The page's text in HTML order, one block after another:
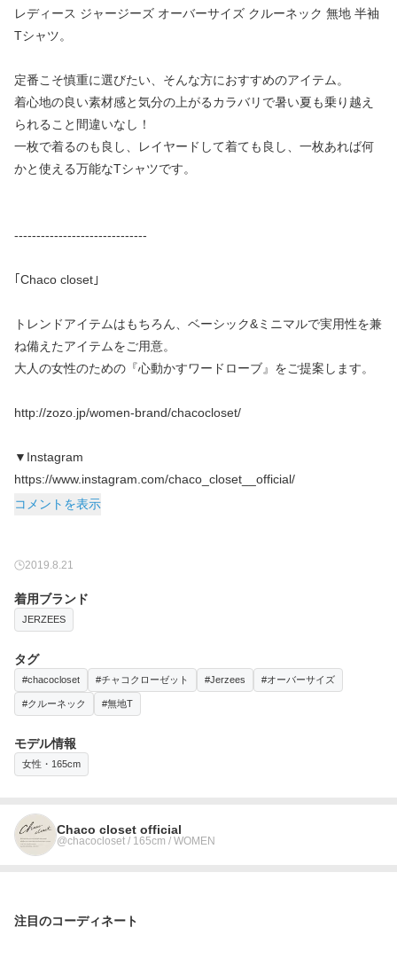
レディース ジャージーズ オーバーサイズ クルーネック 無地 半袖
Tシャツ。
定番こそ慎重に選びたい、そんな方におすすめのアイテム。
着心地の良い素材感と気分の上がるカラバリで暑い夏も乗り越え
られること間違いなし！
一枚で着るのも良し、レイヤードして着ても良し、一枚あれば何
かと使える万能なTシャツです。
------------------------------
｢Chaco closet｣
トレンドアイテムはもちろん、ベーシック&ミニマルで実用性を兼
ね備えたアイテムをご用意。
大人の女性のための『心動かすワードローブ』をご提案します。
http://zozo.jp/women-brand/chacocloset/
▼Instagram
コメントを表示
2019.8.21
着用ブランド
JERZEES
タグ
#chacocloset #チャコクローゼット #Jerzees #オーバーサイズ
#クルーネック #無地T
モデル情報
女性・165cm
Chaco closet official
@chacocloset / 165cm / WOMEN
注目のコーディネート